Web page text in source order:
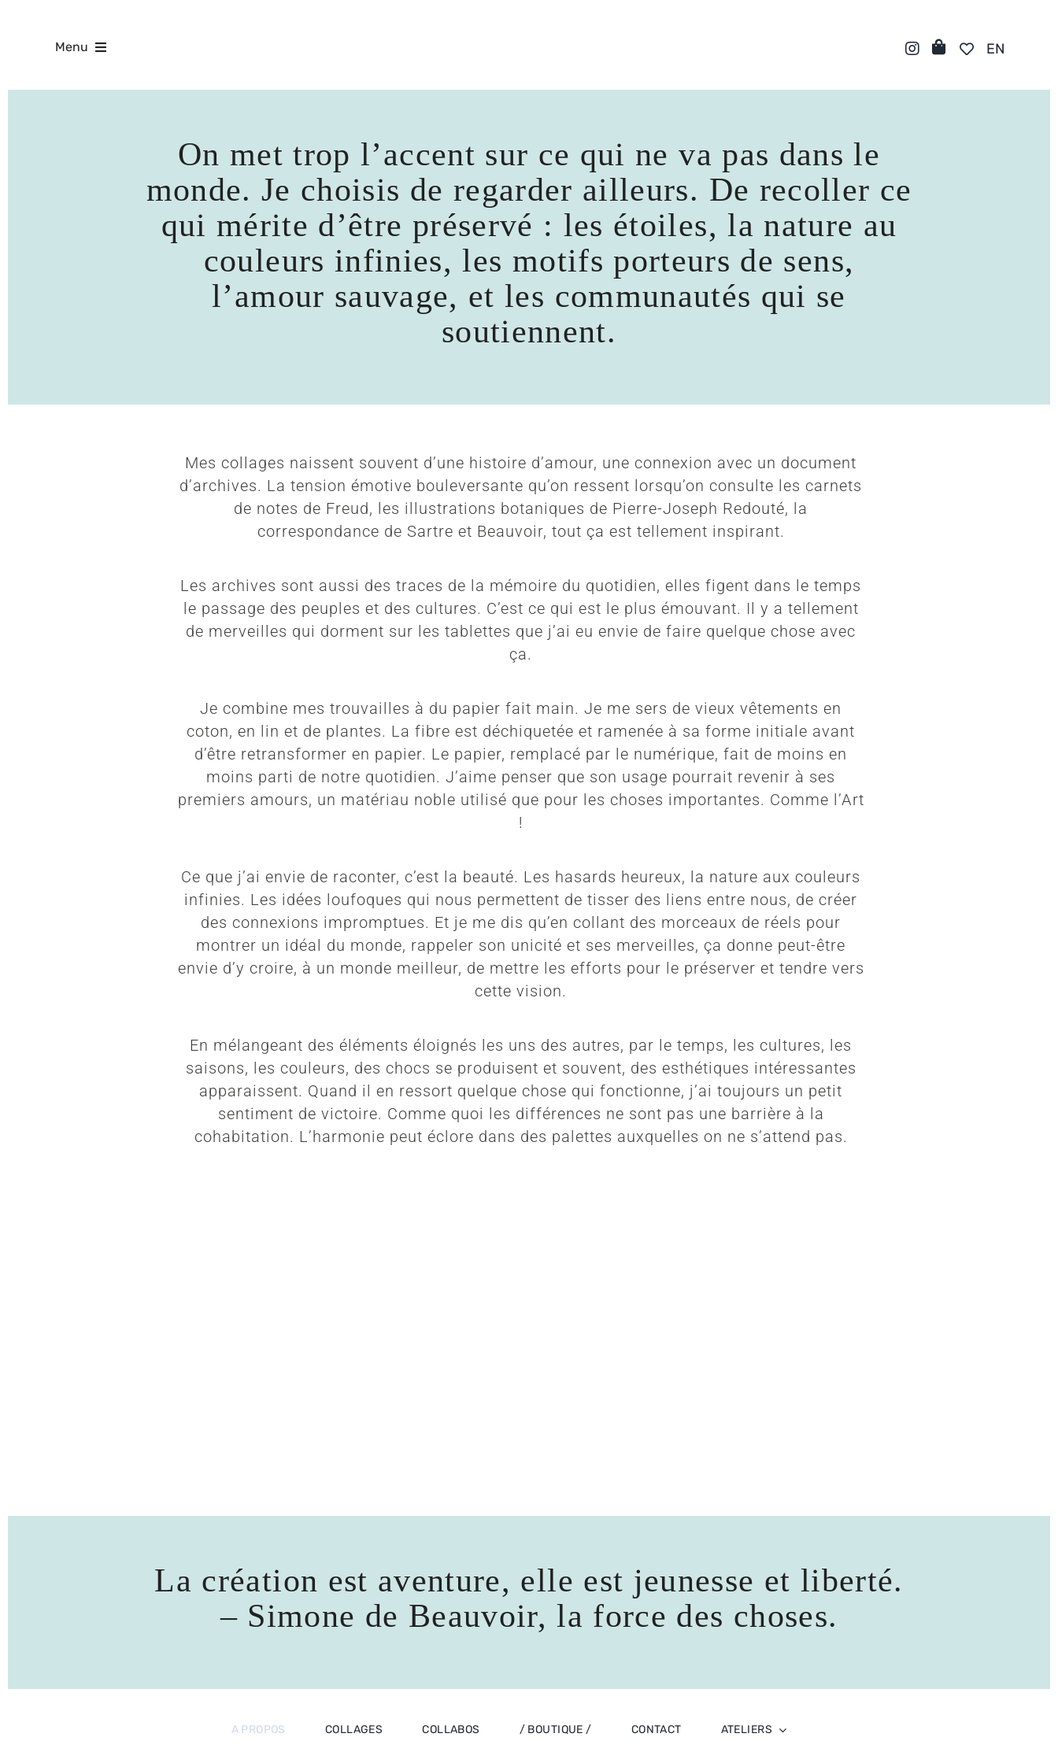
Menu EN
On met trop l’accent sur ce qui ne va pas dans le
monde. Je choisis de regarder ailleurs. De recoller ce
qui mérite d’être préservé : les étoiles, la nature au
couleurs infinies, les motifs porteurs de sens,
l’amour sauvage, et les communautés qui se
soutiennent.
Mes collages naissent souvent d’une histoire d’amour, une connexion avec un document
d’archives. La tension émotive bouleversante qu’on ressent lorsqu’on consulte les carnets
de notes de Freud, les illustrations botaniques de Pierre-Joseph Redouté, la
correspondance de Sartre et Beauvoir, tout ça est tellement inspirant.
Les archives sont aussi des traces de la mémoire du quotidien, elles figent dans le temps
le passage des peuples et des cultures. C’est ce qui est le plus émouvant. Il y a tellement
de merveilles qui dorment sur les tablettes que j’ai eu envie de faire quelque chose avec
ça.
Je combine mes trouvailles à du papier fait main. Je me sers de vieux vêtements en
coton, en lin et de plantes. La fibre est déchiquetée et ramenée à sa forme initiale avant
d’être retransformer en papier. Le papier, remplacé par le numérique, fait de moins en
moins parti de notre quotidien. J’aime penser que son usage pourrait revenir à ses
premiers amours, un matériau noble utilisé que pour les choses importantes. Comme l’Art
!
Ce que j’ai envie de raconter, c’est la beauté. Les hasards heureux, la nature aux couleurs
infinies. Les idées loufoques qui nous permettent de tisser des liens entre nous, de créer
des connexions impromptues. Et je me dis qu’en collant des morceaux de réels pour
montrer un idéal du monde, rappeler son unicité et ses merveilles, ça donne peut-être
envie d’y croire, à un monde meilleur, de mettre les efforts pour le préserver et tendre vers
cette vision.
En mélangeant des éléments éloignés les uns des autres, par le temps, les cultures, les
saisons, les couleurs, des chocs se produisent et souvent, des esthétiques intéressantes
apparaissent. Quand il en ressort quelque chose qui fonctionne, j’ai toujours un petit
sentiment de victoire. Comme quoi les différences ne sont pas une barrière à la
cohabitation. L’harmonie peut éclore dans des palettes auxquelles on ne s’attend pas.
La création est aventure, elle est jeunesse et liberté.
– Simone de Beauvoir, la force des choses.
A PROPOS COLLAGES COLLABOS / BOUTIQUE / CONTACT ATELIERS